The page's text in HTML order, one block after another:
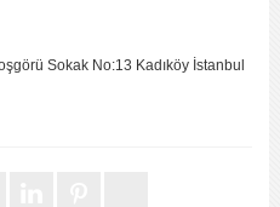
Sokak No:13 Kadıköy İstanbul